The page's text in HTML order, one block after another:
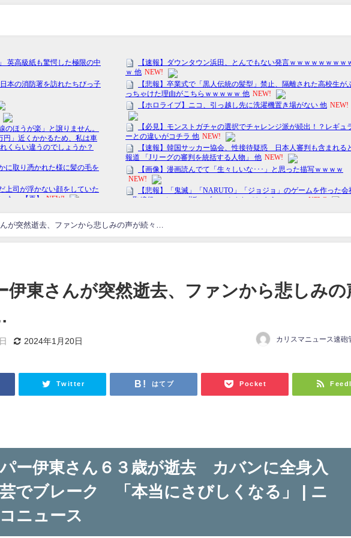
が突然逝去、ファンから悲しみの声が続々…
伊東さんが突然逝去、ファンから悲しみの
2024年1月20日 カリスマニュース速砲
Twitter はてブ Pocket
ー伊東さん６３歳が逝去 カバンに全身入
でブレーク 「本当にさびしくなる」 | ニ
ニュース